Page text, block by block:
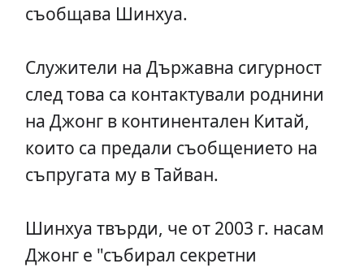
съобщава Шинхуа.
Служители на Държавна сигурност
след това са контактували роднини
на Джонг в континентален Китай,
които са предали съобщението на
съпругата му в Тайван.
Шинхуа твърди, че от 2003 г. насам
Джонг е "събирал секретни